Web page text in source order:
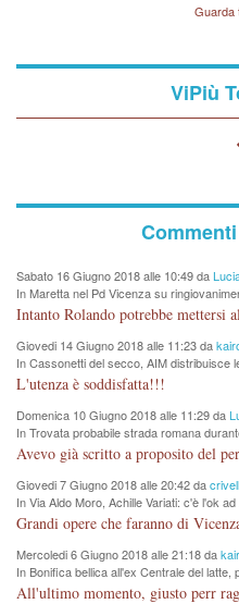
quelle di... Barbara D'UrsoGuarda
ViPiù
Sabato 16 Giugno 2018 alle 10:49 da
In Maretta nel Pd Vicenza su
"non mi dimetto". Angelo Tonello: "va
Giovedi 14 Giugno 2018 alle 11:23 da
In Cassonetti del secco, AIM distribuisce
L'utenza è soddisfatta!!!
Domenica 10 Giugno 2018 alle 11:29 da
In Trovata probabile strada romana
nuovo stop?
Giovedi 7 Giugno 2018 alle 20:42 da
In Via Aldo Moro, Achille Variati: c'è l'ok
Mercoledi 6 Giugno 2018 alle 21:18 da
In Bonifica bellica all'ex Centrale del latte,